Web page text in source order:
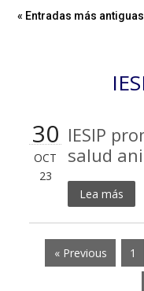
« Entradas más antiguas
30
OCT
23
IESIP
salud
Lea más
« Previous 1